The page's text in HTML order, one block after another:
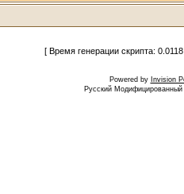
[ Время генерации скрипта:
Powered by Invision
Русский